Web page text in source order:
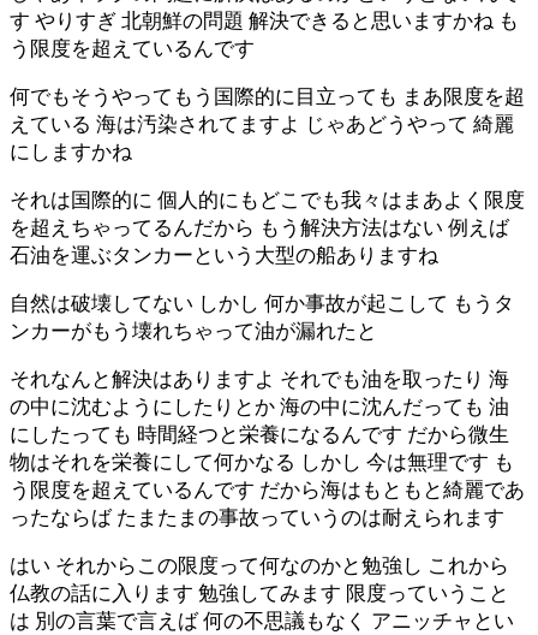
す やりすぎ 北朝鮮の問題 解決できると思いますかね も
う限度を超えているんです
何でもそうやってもう国際的に目立っても まあ限度を超
えている 海は汚染されてますよ じゃあどうやって 綺麗
にしますかね
それは国際的に 個人的にもどこでも我々はまあよく限度
を超えちゃってるんだから もう解決方法はない 例えば
石油を運ぶタンカーという大型の船ありますね
自然は破壊してない しかし 何か事故が起こして もうタ
ンカーがもう壊れちゃって油が漏れたと
それなんと解決はありますよ それでも油を取ったり 海
の中に沈むようにしたりとか 海の中に沈んだっても 油
にしたっても 時間経つと栄養になるんです だから微生
物はそれを栄養にして何かなる しかし 今は無理です も
う限度を超えているんです だから海はもともと綺麗であ
ったならば たまたまの事故っていうのは耐えられます
はい それからこの限度って何なのかと勉強し これから
仏教の話に入ります 勉強してみます 限度っていうこと
は 別の言葉で言えば 何の不思議もなく アニッチャとい